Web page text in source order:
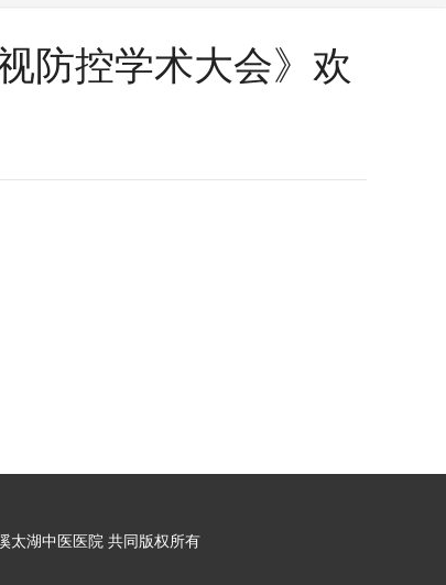
防控学术大会》欢
太湖中医医院 共同版权所有